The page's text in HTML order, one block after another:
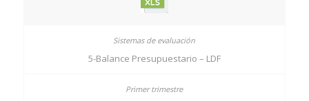
5-Balance Presupuestario – LDF